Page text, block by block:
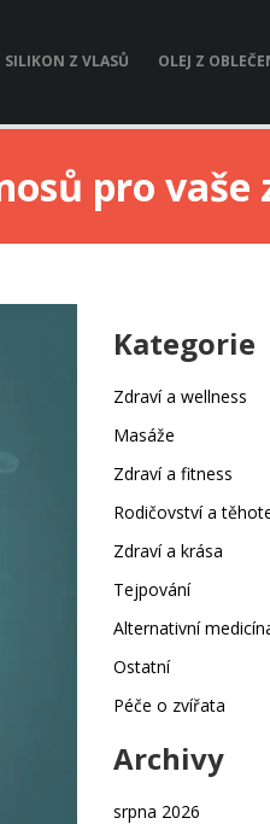
SILIKON Z VLASŮ OLEJ Z
pro vaše
Kategorie
Zdraví a wellness
Masáže
Zdraví a fitness
Rodičovství a
Zdraví a krása
Tejpování
Alternativní
Ostatní
Péče o zvířata
Archivy
srpna 2026